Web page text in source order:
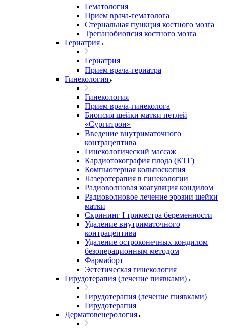
Гематология
Прием врача-гематолога
Стернальная пункция костного мозга
Трепанобиопсия костного мозга
Гериатрия
Гериатрия
Прием врача-гериатра
Гинекология
Гинекология
Прием врача-гинеколога
Биопсия шейки матки петлей
«Сургитрон»
Введение внутриматочного
контрацептива
Гинекологический массаж
Кардиотокография плода (КТГ)
Компьютерная кольпоскопия
Лазеротерапия в гинекологии
Радиоволновая коагуляция кондилом
Радиоволновое лечение эрозии шейки
матки
Скрининг I триместра беременности
Удаление внутриматочного
контрацептива
Удаление остроконечных кондилом
безоперационным методом
Фармаборт
Эстетическая гинекология
Гирудотерапия (лечение пиявками)
Гирудотерапия (лечение пиявками)
Гирудотерапия
Дерматовенерология